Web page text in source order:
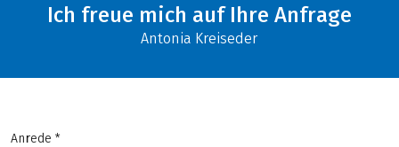
Ich freue mich auf Ihre Anfrage
Antonia Kreiseder
Anrede *